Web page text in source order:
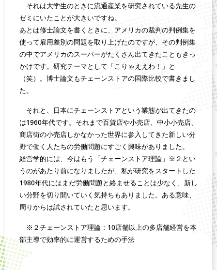
それは大学生のときに流通産業を研究されている先生の
ゼミにいたことが大きいですね。
あとは修士論文を書くときに、アメリカの裁判の判例集を
使って雇用差別の問題を取り上げたのですが、その判例集
の中でアメリカのスーパーがたくさん出てきたこともきっ
かけです。研究テーマとして「こりゃええわ！」と
（笑）。博士論文もチェーンストアの国際比較で書きまし
た。
それと、日本にチェーンストアという業態が出てきたの
は1960年代です。それまで百貨店や小売店、中小小売店、
商店街の小売店しかなかった世界に参入してきた新しい分
野で働く人たちの労働問題にすごく興味がありました。
経営学的には、今はもう「チェーンストア理論」※２とい
うのがあたり前になりましたが、私が研究をスタートした
1980年代にはまだ労働問題と絡ませることは少なく、新し
い分野を切り開いていく気持ちもありました。ある意味、
周りからは試されていたと思います。
※２チェーンストア理論：10店舗以上の多店舗経営を本
部主導で効率的に運営するための手法